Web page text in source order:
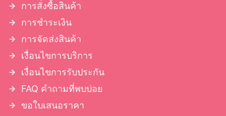
การสั่งซื้อสินค้า
การชำระเงิน
การจัดส่งสินค้า
เงื่อนไขการบริการ
เงื่อนไขการรับประกัน
FAQ คำถามที่พบบ่อย
ขอใบเสนอราคา